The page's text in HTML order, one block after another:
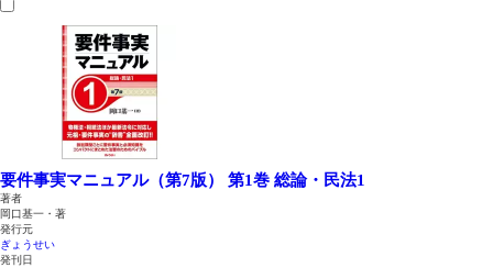
要件事実マニュアル（第7版） 第1巻 総論・民法1
著者
岡口基一・著
発行元
ぎょうせい
発刊日